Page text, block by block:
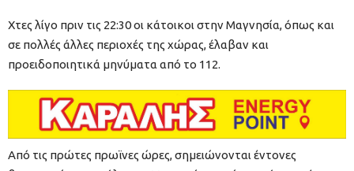
Χτες λίγο πριν τις 22:30 οι κάτοικοι στην Μαγνησία, όπως και
σε πολλές άλλες περιοχές της χώρας, έλαβαν και
προειδοποιητικά μηνύματα από το 112.
Από τις πρώτες πρωϊνες ώρες, σημειώνονται έντονες